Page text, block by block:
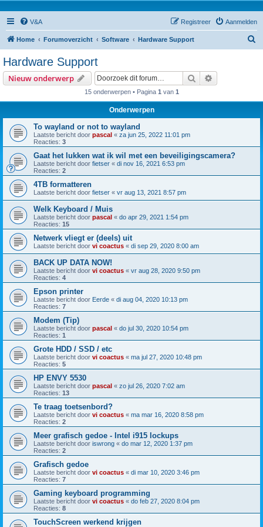
V&A Aanmelden
Registreer
Home Forumoverzicht Software Hardware Support
Hardware Support
Nieuw onderwerp Zoek
15 onderwerpen • Pagina 1 van 1
Onderwerpen
To wayland or not to wayland
Laatste bericht door pascal « za jun 25, 2022 11:01 pm
Reacties: 3
Gaat het lukken wat ik wil met een beveiligingscamera?
Laatste bericht door fietser « di nov 16, 2021 6:53 pm
Reacties: 2
4TB formatteren
Laatste bericht door fietser « vr aug 13, 2021 8:57 pm
Welk Keyboard / Muis
Laatste bericht door pascal « do apr 29, 2021 1:54 pm
Reacties: 15
Netwerk vliegt er (deels) uit
Laatste bericht door vi coactus « di sep 29, 2020 8:00 am
BACK UP DATA NOW!
Laatste bericht door vi coactus « vr aug 28, 2020 9:50 pm
Reacties: 4
Epson printer
Laatste bericht door Eerde « di aug 04, 2020 10:13 pm
Reacties: 7
Modem (Tip)
Laatste bericht door pascal « do jul 30, 2020 10:54 pm
Reacties: 1
Grote HDD / SSD / etc
Laatste bericht door vi coactus « ma jul 27, 2020 10:48 pm
Reacties: 5
HP ENVY 5530
Laatste bericht door pascal « zo jul 26, 2020 7:02 am
Reacties: 13
Te traag toetsenbord?
Laatste bericht door vi coactus « ma mar 16, 2020 8:58 pm
Reacties: 2
Meer grafisch gedoe - Intel i915 lockups
Laatste bericht door iswrong « do mar 12, 2020 1:37 pm
Reacties: 2
Grafisch gedoe
Laatste bericht door vi coactus « di mar 10, 2020 3:46 pm
Reacties: 7
Gaming keyboard programming
Laatste bericht door vi coactus « do feb 27, 2020 8:04 pm
Reacties: 8
TouchScreen werkend krijgen